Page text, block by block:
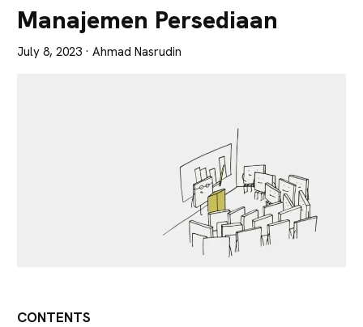
Tajam
Manajemen Persediaan
July 8, 2023 · Ahmad Nasrudin
CONTENTS